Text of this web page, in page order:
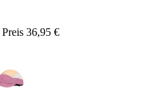
Preis 36,95 €